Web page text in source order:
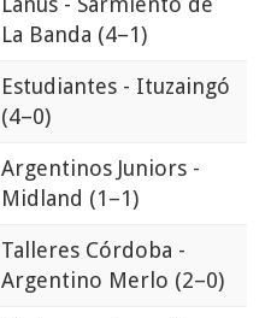
La Banda (4–1)
Estudiantes - Ituzaingó
(4–0)
Argentinos Juniors -
Midland (1–1)
Talleres Córdoba -
Argentino Merlo (2–0)